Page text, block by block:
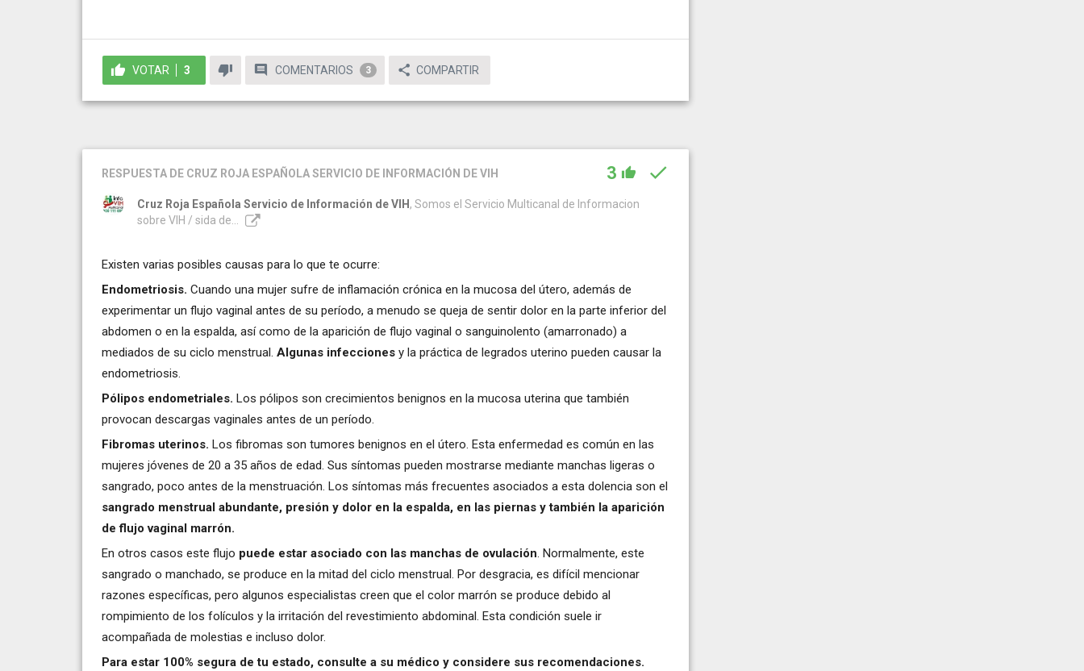
VOTAR 3 COMENTARIOS 3 COMPARTIR
RESPUESTA DE CRUZ ROJA ESPAÑOLA SERVICIO DE INFORMACIÓN DE VIH 3
Cruz Roja Española Servicio de Información de VIH , Somos el Servicio Multicanal de Informacion
sobre VIH / sida de...
Existen varias posibles causas para lo que te ocurre:
Endometriosis. Cuando una mujer sufre de inflamación crónica en la mucosa del útero, además de
experimentar un flujo vaginal antes de su período, a menudo se queja de sentir dolor en la parte inferior del
abdomen o en la espalda, así como de la aparición de flujo vaginal o sanguinolento (amarronado) a
mediados de su ciclo menstrual. Algunas infecciones y la práctica de legrados uterino pueden causar la
endometriosis.
Pólipos endometriales. Los pólipos son crecimientos benignos en la mucosa uterina que también
provocan descargas vaginales antes de un período.
Fibromas uterinos. Los fibromas son tumores benignos en el útero. Esta enfermedad es común en las
mujeres jóvenes de 20 a 35 años de edad. Sus síntomas pueden mostrarse mediante manchas ligeras o
sangrado, poco antes de la menstruación. Los síntomas más frecuentes asociados a esta dolencia son el
sangrado menstrual abundante, presión y dolor en la espalda, en las piernas y también la aparición
de flujo vaginal marrón.
En otros casos este flujo puede estar asociado con las manchas de ovulación. Normalmente, este
sangrado o manchado, se produce en la mitad del ciclo menstrual. Por desgracia, es difícil mencionar
razones específicas, pero algunos especialistas creen que el color marrón se produce debido al
rompimiento de los folículos y la irritación del revestimiento abdominal. Esta condición suele ir
acompañada de molestias e incluso dolor.
Para estar 100% segura de tu estado, consulte a su médico y considere sus recomendaciones.